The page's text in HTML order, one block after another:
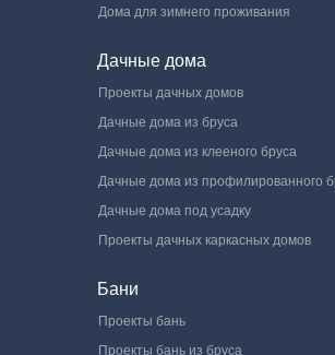
Дома для зимнего проживания
Дачные дома
Проекты дачных домов
Дачные дома из бруса
Дачные дома из клееного бруса
Дачные дома из профилированного
Дачные дома под усадку
Проекты дачных каркасных домов
Бани
Проекты бань
Проекты бань из бруса